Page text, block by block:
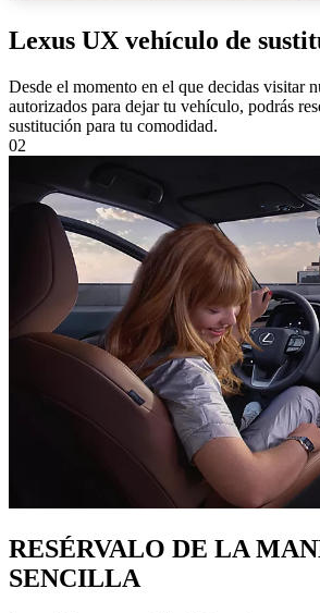
Lexus UX vehículo de
Desde el momento en el que decidas visitar
autorizados para dejar tu vehículo, podrás
sustitución para tu comodidad.
02
RESÉRVALO DE LA
SENCILLA